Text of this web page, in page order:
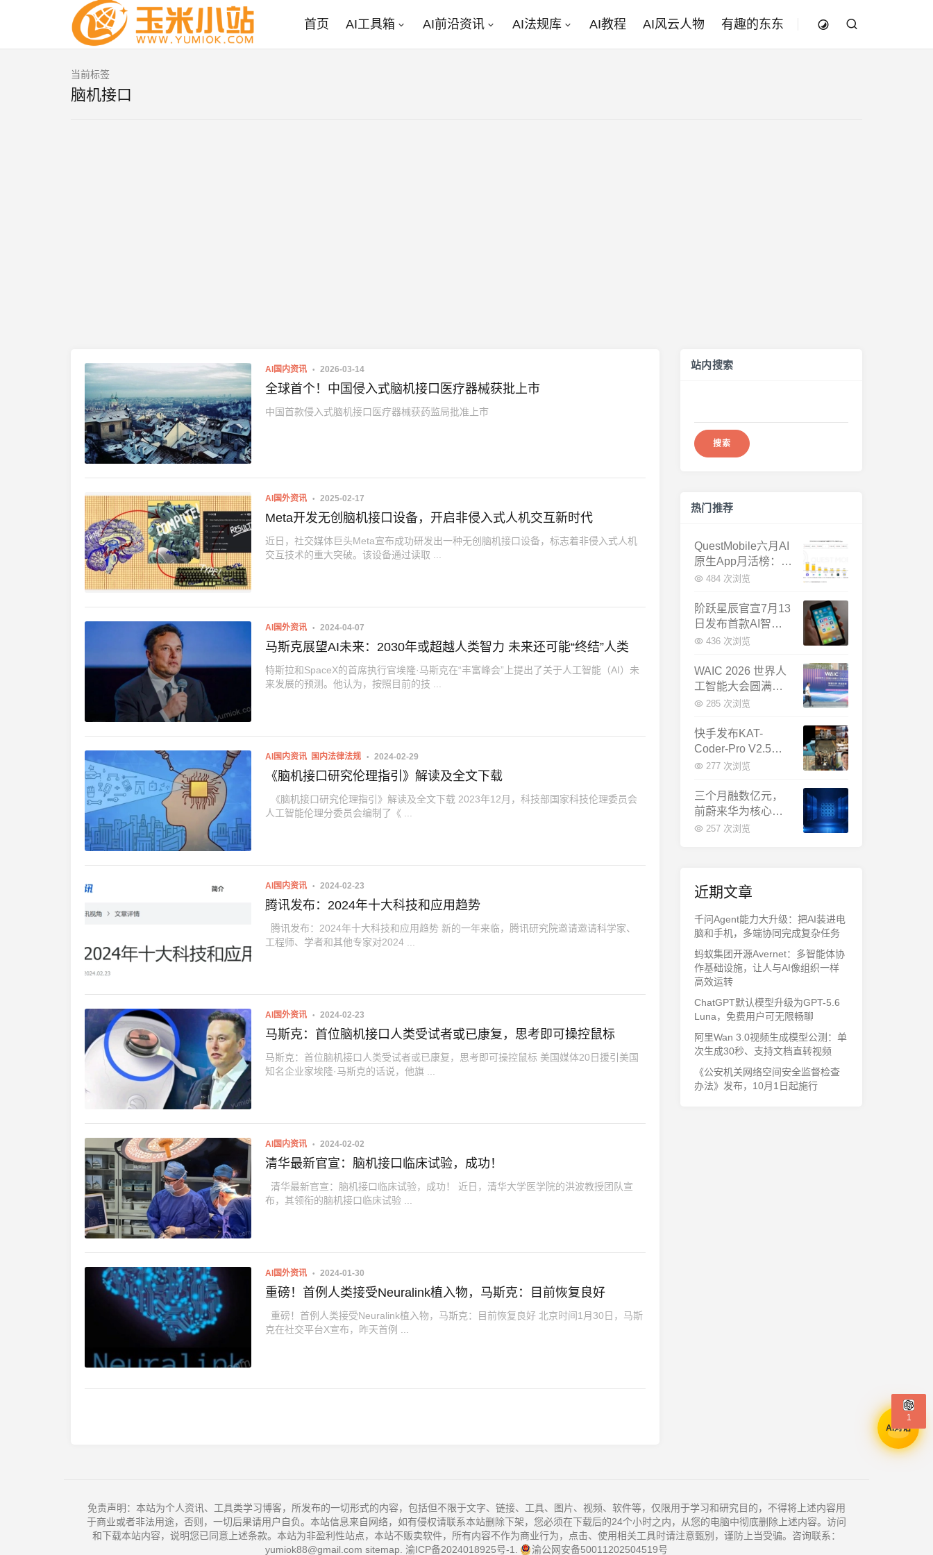
首页 AI工具箱 AI前沿资讯 AI法规库 AI教程 AI风云人物 有趣的东东
当前标签
脑机接口
AI国内资讯 2026-03-14
全球首个！中国侵入式脑机接口医疗器械获批上市
中国首款侵入式脑机接口医疗器械获药监局批准上市
AI国外资讯 2025-02-17
Meta开发无创脑机接口设备，开启非侵入式人机交互新时代
近日，社交媒体巨头Meta宣布成功研发出一种无创脑机接口设备，标志着非侵入式人机
交互技术的重大突破。该设备通过读取 ...
AI国外资讯 2024-04-07
马斯克展望AI未来：2030年或超越人类智力 未来还可能“终结”人类
特斯拉和SpaceX的首席执行官埃隆·马斯克在“丰富峰会”上提出了关于人工智能（AI）未
来发展的预测。他认为，按照目前的技 ...
AI国内资讯 国内法律法规 2024-02-29
《脑机接口研究伦理指引》解读及全文下载
《脑机接口研究伦理指引》解读及全文下载 2023年12月，科技部国家科技伦理委员会
人工智能伦理分委员会编制了《 ...
AI国内资讯 2024-02-23
腾讯发布：2024年十大科技和应用趋势
腾讯发布：2024年十大科技和应用趋势 新的一年来临，腾讯研究院邀请邀请科学家、
工程师、学者和其他专家对2024 ...
AI国外资讯 2024-02-23
马斯克：首位脑机接口人类受试者或已康复，思考即可操控鼠标
马斯克：首位脑机接口人类受试者或已康复，思考即可操控鼠标 美国媒体20日援引美国
知名企业家埃隆·马斯克的话说，他旗 ...
AI国内资讯 2024-02-02
清华最新官宣：脑机接口临床试验，成功！
清华最新官宣：脑机接口临床试验，成功！ 近日，清华大学医学院的洪波教授团队宣
布，其领衔的脑机接口临床试验 ...
AI国外资讯 2024-01-30
重磅！首例人类接受Neuralink植入物，马斯克：目前恢复良好
重磅！首例人类接受Neuralink植入物，马斯克：目前恢复良好 北京时间1月30日，马斯
克在社交平台X宣布，昨天首例 ...
站内搜索
热门推荐
QuestMobile六月AI
原生App月活榜：豆
包3.8亿断层第一，
倍
484 次浏览
阶跃星辰官宣7月13
日发布首款AI智能
体终端：大模型公
436 次浏览
WAIC 2026 世界人
工智能大会圆满闭
幕：多项重磅成果
球AI合作新中心
285 次浏览
快手发布KAT-
Coder-Pro V2.5：
首个能端到端跑通
编程模型
277 次浏览
三个月融数亿元，
前蔚来华为核心成
员联手创立日冕开
257 次浏览
近期文章
千问Agent能力大升级：把AI装进电
脑和手机，多端协同完成复杂任务
蚂蚁集团开源Avernet：多智能体协
作基础设施，让人与AI像组织一样
高效运转
ChatGPT默认模型升级为GPT-5.6
Luna，免费用户可无限畅聊
阿里Wan 3.0视频生成模型公测：单
次生成30秒、支持文档直转视频
《公安机关网络空间安全监督检查
办法》发布，10月1日起施行
免责声明：本站为个人资讯、工具类学习博客，所发布的一切形式的内容，包括但不限于文字、链接、工具、图片、视频、软件等，仅限用于学习和研究目的，不得将上述内容用
于商业或者非法用途，否则，一切后果请用户自负。本站信息来自网络，如有侵权请联系本站删除下架，您必须在下载后的24个小时之内，从您的电脑中彻底删除上述内容。访问
和下载本站内容，说明您已同意上述条款。本站为非盈利性站点，本站不贩卖软件，所有内容不作为商业行为，点击、使用相关工具时请注意甄别，谨防上当受骗。咨询联系：
yumiok88@gmail.com sitemap 渝ICP备2024018925号-1 渝公网安备50011202504519号
1
AI对话